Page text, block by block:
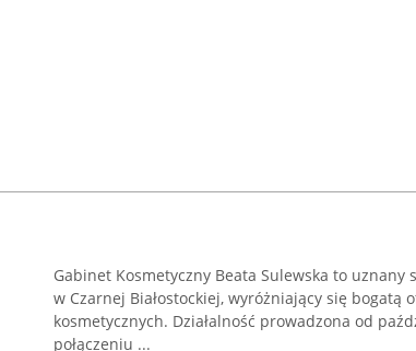
Gabinet Kosmetyczny Beata Sulewska to uznany
w Czarnej Białostockiej, wyróżniający się bogatą
kosmetycznych. Działalność prowadzona od
połączeniu ...